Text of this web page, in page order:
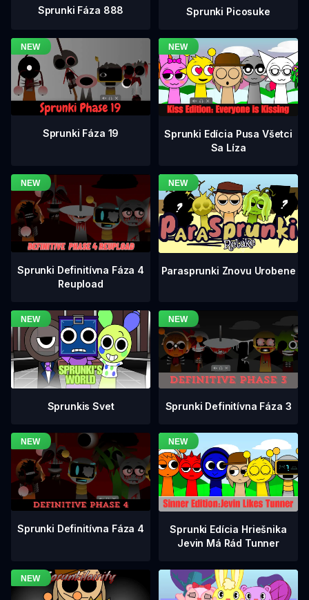
Sprunki Fáza 888 Sprunki Picosuke
Sprunki Fáza 19
Sprunki Edícia Pusa Všetci
Sa Líza
Sprunki Definitívna Fáza 4
Reupload
Parasprunki Znovu Urobene
Sprunkis Svet Sprunki Definitívna Fáza 3
Sprunki Definitívna Fáza 4
Sprunki Edícia Hriešnika
Jevin Má Rád Tunner